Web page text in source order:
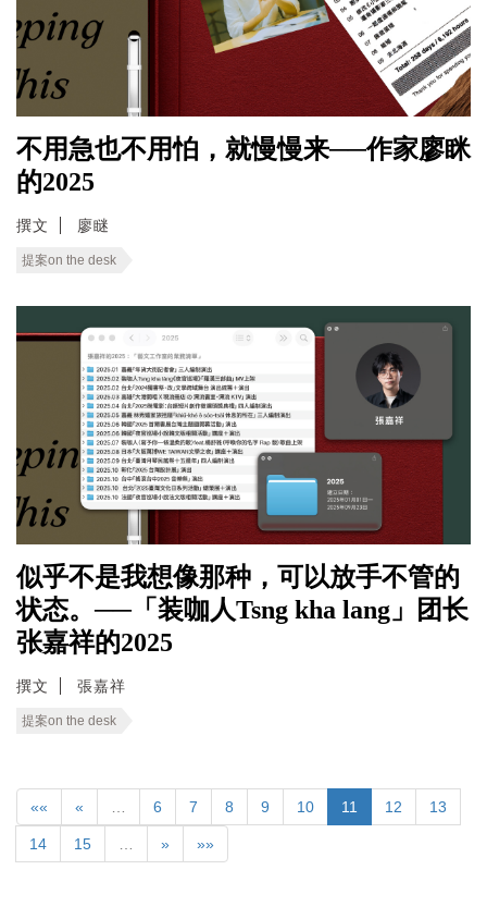
不用急也不用怕，就慢慢来──作家廖眯
的2025
撰文 廖瞇
提案on the desk
似乎不是我想像那种，可以放手不管的
状态。──「装咖人Tsng kha lang」团长
张嘉祥的2025
撰文 張嘉祥
提案on the desk
«« « 6 7 8 9 10 11 12 13
14 15 » »»